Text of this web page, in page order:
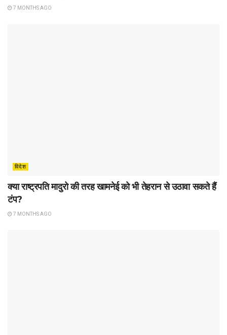
7 MONTHS AGO
विदेश
क्या राष्ट्रपति मादुरो की तरह खामनेई को भी तेहरान से उठावा सकते हैं
टंप?
7 MONTHS AGO